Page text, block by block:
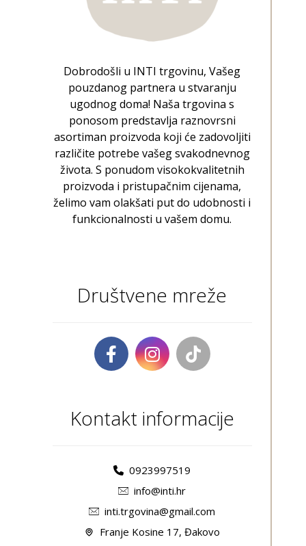
Dobrodošli u INTI trgovinu, Vašeg
pouzdanog partnera u stvaranju
ugodnog doma! Naša trgovina s
ponosom predstavlja raznovrsni
asortiman proizvoda koji će zadovoljiti
različite potrebe vašeg svakodnevnog
života. S ponudom visokokvalitetnih
proizvoda i pristupačnim cijenama,
želimo vam olakšati put do udobnosti i
funkcionalnosti u vašem domu.
Društvene mreže
Kontakt informacije
0923997519
info@inti.hr
inti.trgovina@gmail.com
Franje Kosine 17, Đakovo